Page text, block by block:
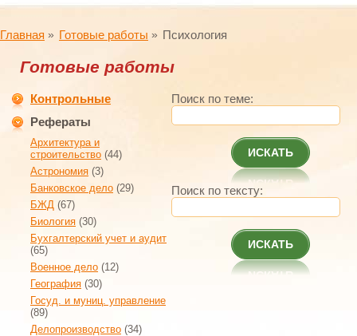
Главная Готовые работы Психология
Готовые работы
Контрольные
Рефераты
Архитектура и
строительство (44)
Астрономия (3)
Банковское дело (29)
БЖД (67)
Биология (30)
Бухгалтерский учет и аудит
(65)
Военное дело (12)
География (30)
Госуд. и муниц. управление
(89)
Делопроизводство (34)
Поиск по теме:
ИСКАТЬ
Поиск по тексту:
ИСКАТЬ